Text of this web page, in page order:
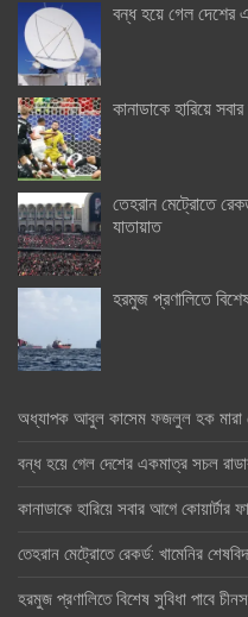
বন্ধ হয়ে গেল দেশের
কানাডাকে হারিয়ে
তেহরান মেট্রোতে
যাতায়াত
হরমুজ প্রণালিতে
অধ্যাপক আবুল কাসেম ফজলুল হক মারা
বন্ধ হয়ে গেল দেশের একমাত্র সচল
কানাডাকে হারিয়ে সবার আগে কোয়ার্টার
তেহরান মেট্রোতে রেকর্ড: খামেনির
হরমুজ প্রণালিতে বিশেষ সুবিধা পাবে